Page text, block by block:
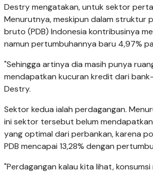
Destry mengatakan, untuk sektor
Menurutnya, meskipun dalam struktur
bruto (PDB) Indonesia kontribusinya
namun pertumbuhannya baru 4,97%
"Sehingga artinya dia masih punya
mendapatkan kucuran kredit dari
Destry.
Sektor kedua ialah perdagangan.
ini sektor tersebut belum
yang optimal dari perbankan, karena
PDB mencapai 13,28% dengan
"Perdagangan kalau kita lihat,